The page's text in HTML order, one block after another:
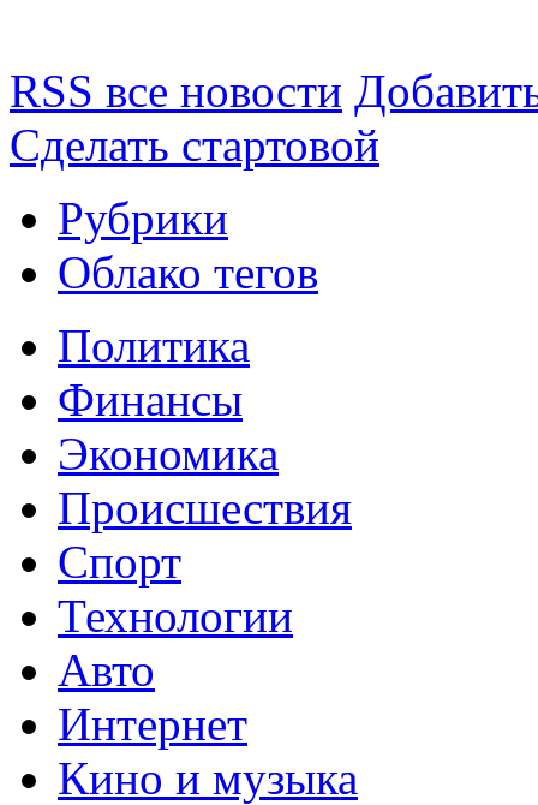
RSS все новости
Сделать стартовой
Рубрики
Облако тегов
Политика
Финансы
Экономика
Происшествия
Спорт
Технологии
Авто
Интернет
Кино и музыка